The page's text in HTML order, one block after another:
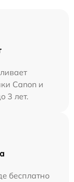
Canon и
3 лет.
бесплатно